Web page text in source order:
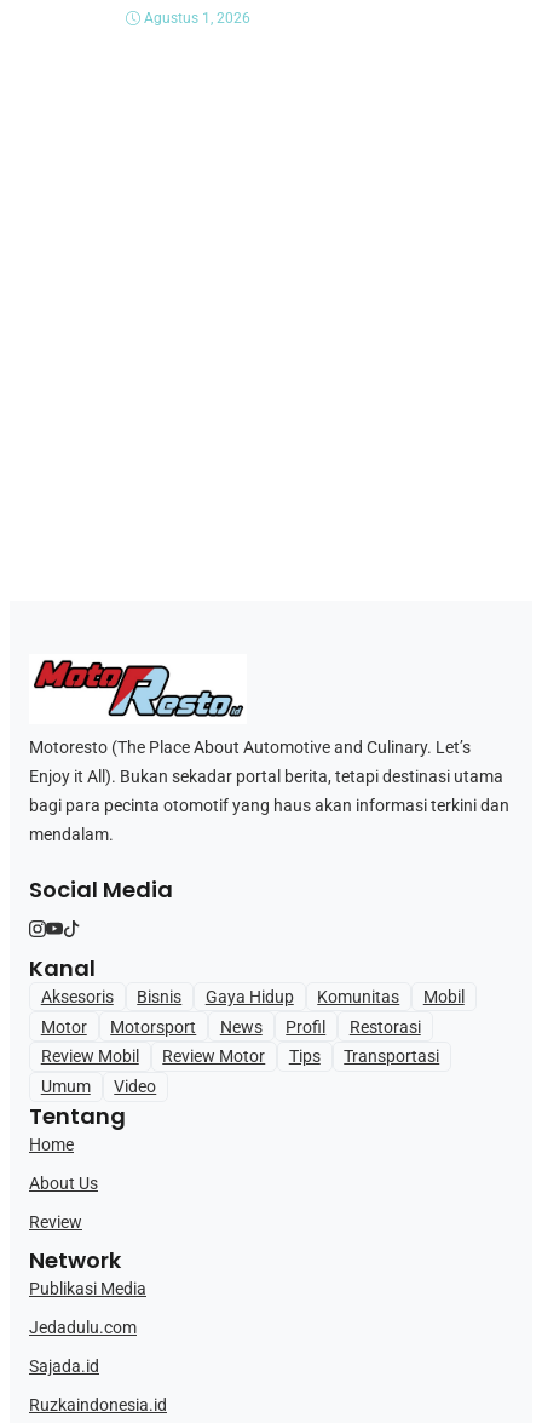
Agustus 1, 2026
Motoresto (The Place About Automotive and Culinary. Let’s
Enjoy it All). Bukan sekadar portal berita, tetapi destinasi utama
bagi para pecinta otomotif yang haus akan informasi terkini dan
mendalam.
Social Media
Kanal
Aksesoris Bisnis Gaya Hidup Komunitas
Mobil
Motor
Motorsport News Profil
Restorasi
Review Mobil
Review Motor Tips
Transportasi
Umum
Video
Tentang
Home
About Us
Review
Network
Publikasi Media
Jedadulu.com
Sajada.id
Ruzkaindonesia.id